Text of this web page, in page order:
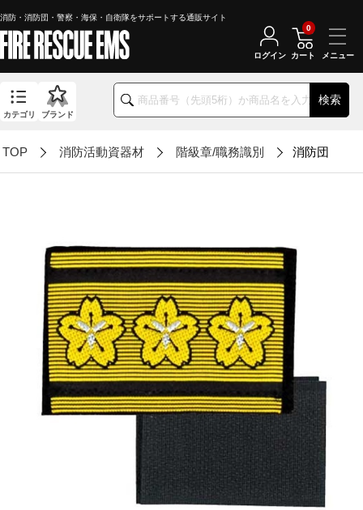
消防・消防団・警察・海保・自衛隊をサポートする通販サイト
検索
カテゴリ ブランド
ログイン カート
0
TOP 消防活動資器材 階級章/職務識別 消防団員用